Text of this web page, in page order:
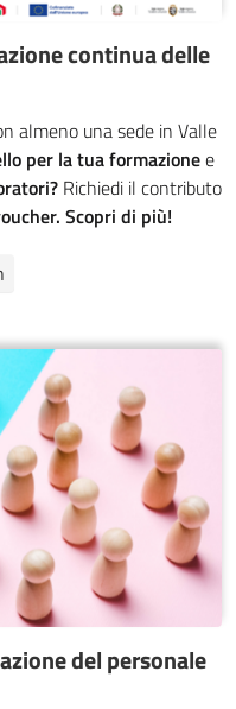
continua delle
almeno una sede in Valle
per la tua formazionee
Richiedi il contributo
Scopri di più!
del personale